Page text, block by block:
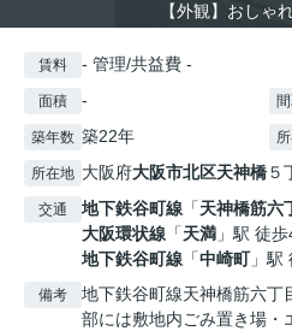
【外観】おしゃ
賃料 - 管理/共益費 -
面積 -
築年数 築22年
所在地 大阪府大阪市北区天神橋５
交通 地下鉄谷町線 「天神橋筋六
大阪環状線 「天満 」駅 徒
地下鉄谷町線 「中崎町」駅
備考
地下鉄谷町線天神橋筋六丁
部には敷地内ごみ置き場・